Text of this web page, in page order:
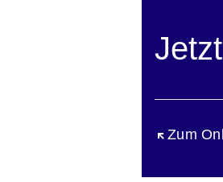
Zum
Öffnet